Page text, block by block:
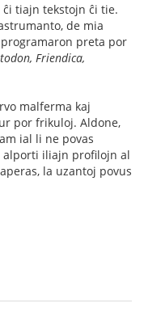
ĉi tiajn tekstojn ĉi tie.
de mia
preta por
Friendica,
malferma kaj
por frikuloj. Aldone,
ial li ne povas
alporti iliajn profilojn al
la uzantoj povus